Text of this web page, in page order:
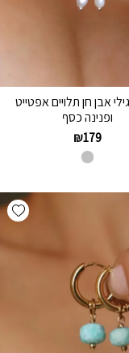
אבן חן תלויים אפטייט
ופנינה כסף
₪179